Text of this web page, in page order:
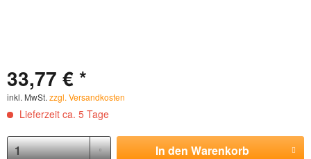
33,77 € *
inkl. MwSt. zzgl. Versandkosten
Lieferzeit ca. 5 Tage
In denWarenkorb